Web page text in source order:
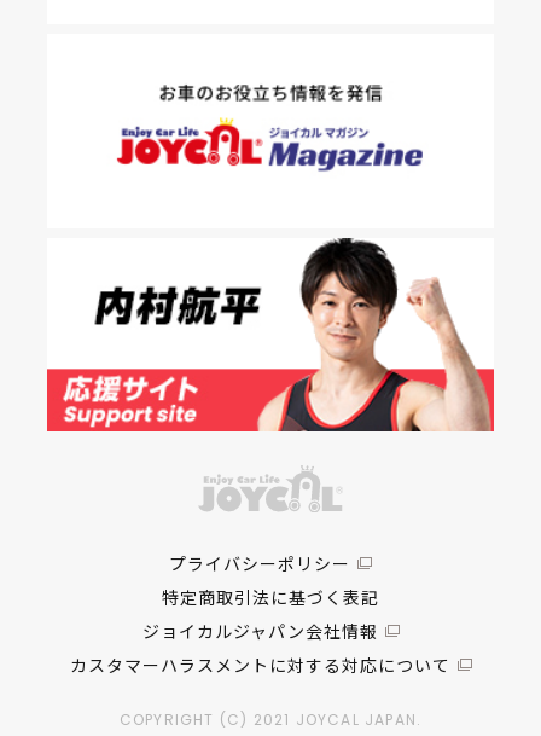
プライバシーポリシー
特定商取引法に基づく表記
ジョイカルジャパン会社情報
カスタマーハラスメントに対する対応について
COPYRIGHT (C) 2021 JOYCAL JAPAN.